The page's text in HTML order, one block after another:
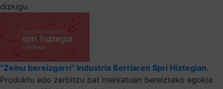
dizkigu.
“Zeinu bereizgarri” Industria Berriaren Spri Hiztegian.
Produktu edo zerbitzu bat merkatuan bereizteko egokia